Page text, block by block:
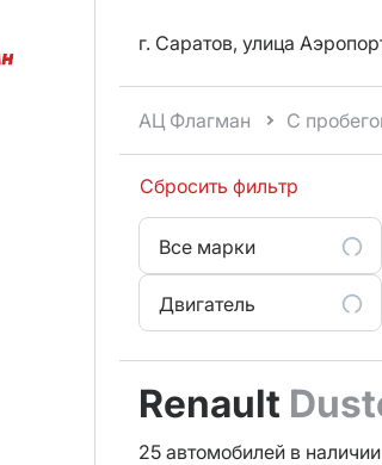
г. Саратов, улица
АЦ Флагман С
Сбросить фильтр
Все марки
Двигатель
Renault
25 автомобилей в